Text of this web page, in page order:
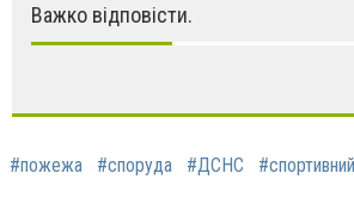
Важко відповісти.
#пожежа #споруда #ДСНС